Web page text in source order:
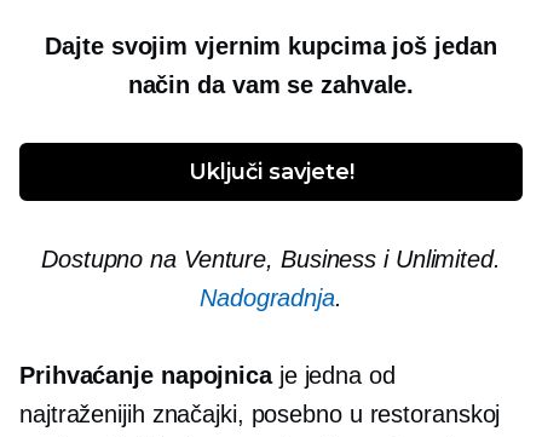
Dajte svojim vjernim kupcima još jedan
način da vam se zahvale.
Uključi savjete!
Dostupno na Venture, Business i Unlimited.
Nadogradnja.
Prihvaćanje napojnicaje jedna od
najtraženijih značajki, posebno u restoranskoj